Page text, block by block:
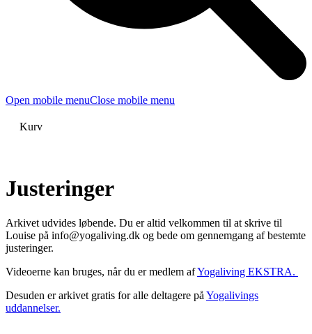
Open mobile menuClose mobile menu
Kurv
Justeringer
Arkivet udvides løbende. Du er altid velkommen til at skrive til
Louise på info@yogaliving.dk og bede om gennemgang af bestemte
justeringer.
Videoerne kan bruges, når du er medlem afYogaliving EKSTRA.
Desuden er arkivet gratis for alle deltagere på Yogalivings
uddannelser.